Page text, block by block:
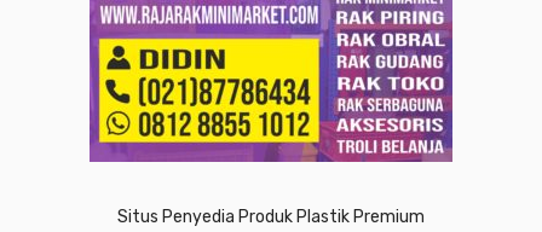
Situs Penyedia Produk Plastik Premium